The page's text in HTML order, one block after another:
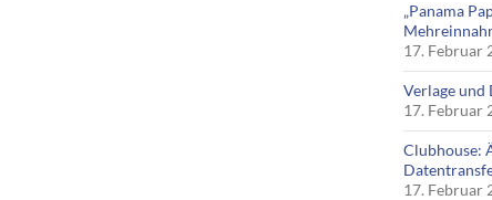
„Panama
17. Februar
Verlage und
17. Februar
Clubhouse:
17. Februar